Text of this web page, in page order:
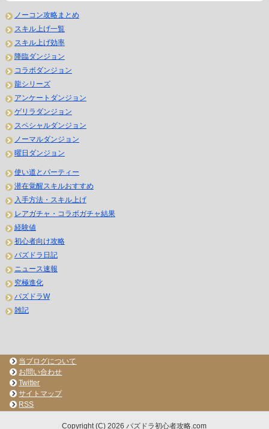
ノーコン攻略まとめ
スキル上げ一覧
スキル上げ効率
降臨ダンジョン
コラボダンジョン
龍シリーズ
アンケートダンジョン
ゲリラダンジョン
スペシャルダンジョン
ノーマルダンジョン
曜日ダンジョン
使い道とパーティー
潜在覚醒スキルおすすめ
入手方法・スキル上げ
レアガチャ・コラボガチャ結果
経験値
初心者向け攻略
パズドラ日記
ニュース速報
究極進化
パズドラW
雑記
当ブログについて
お問い合わせ
Twitter
サイトマップ
RSS
Copyright (C) 2026 パズドラ初心者攻略.com